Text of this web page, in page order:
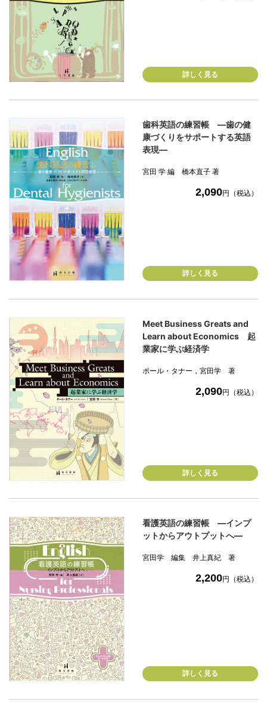
詳しく見る
歯科英語の練習帳 ―歯の健
康づくりをサポートする英語
表現―
宮田 学 編 橋本直子 著
2,090円（税込）
詳しく見る
Meet Business Greats and
Learn about Economics 起
業家に学ぶ経済学
ポール・タナー，宮田学 著
2,090円（税込）
詳しく見る
看護英語の練習帳 ―インプ
ットからアウトプットへ―
宮田学 編集 井上真紀 著
2,200円（税込）
詳しく見る